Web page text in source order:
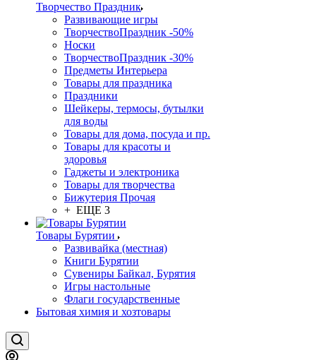
Творчество Праздник
Развивающие игры
ТворчествоПраздник -50%
Носки
ТворчествоПраздник -30%
Предметы Интерьера
Товары для праздника
Праздники
Шейкеры, термосы, бутылки
для воды
Товары для дома, посуда и пр.
Товары для красоты и
здоровья
Гаджеты и электроника
Товары для творчества
Бижутерия Прочая
+ ЕЩЕ 3
Товары Бурятии
Развивайка (местная)
Книги Бурятии
Сувениры Байкал, Бурятия
Игры настольные
Флаги государственные
Бытовая химия и хозтовары